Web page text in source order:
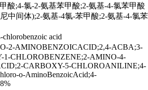
酸;4-氯-2-氨基苯甲酸;2-氨基-4-氯苯甲酸
中间体);2-氨基-4氯-苯甲酸;2-氨基-4-氯苯
acid
2-AMINOBENZOICACID;2,4-ACBA;3-
1-CHLOROBENZENE;2-AMINO-4-
CARBOXY-5-CHLOROANILINE;4-
o-AminoBenzoicAcid;4-